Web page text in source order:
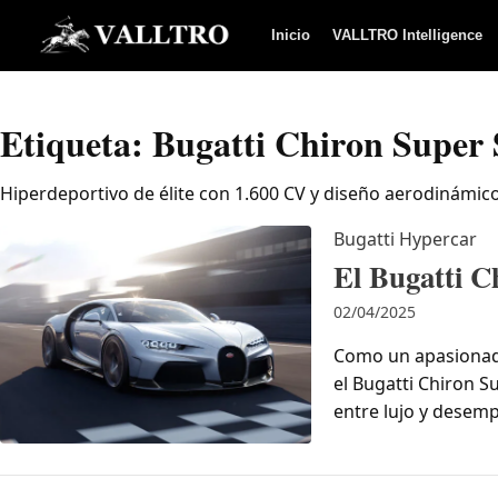
Saltar al contenido
Inicio VALLTRO Intelligence
Etiqueta: Bugatti Chiron Super
Hiperdeportivo de élite con 1.600 CV y diseño
Bugatti Hypercar
El Bugatti
02/04/2025
Como un
el Bugatti Chiron
entre lujo y